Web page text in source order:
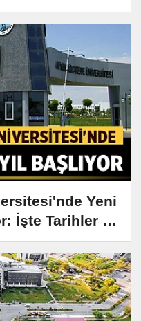
Yeni
İşte Tarihler ve